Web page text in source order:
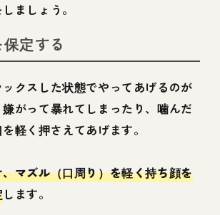
ましょう。
定する
クスした状態でやってあげるのが
がって暴れてしまったり、噛んだ
軽く押さえてあげます。
マズル（口周り）を軽く持ち顔を
します。